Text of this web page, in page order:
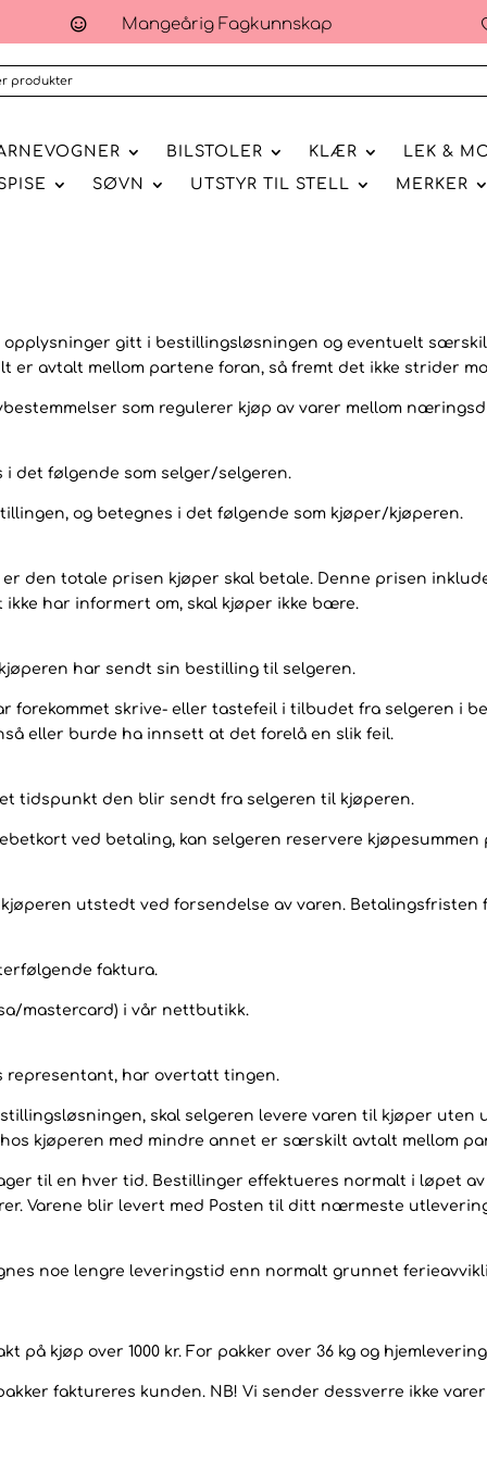
 Mangeårig Fagkunnskap
BILSTOLER KLÆR
LEK &
SØVN UTSTYR TIL STELL MERKER
opplysninger gitt i bestillingsløsningen og eventuelt
er avtalt mellom partene foran, så fremt det ikke strider
som regulerer kjøp av varer mellom
i det følgende som selger/selgeren.
og betegnes i det følgende som kjøper/kjøperen.
den totale prisen kjøper skal betale. Denne prisen
har informert om, skal kjøper ikke bære.
har sendt sin bestilling til selgeren.
forekommet skrive- eller tastefeil i tilbudet fra selgeren i
eller burde ha innsett at det forelå en slik feil.
tidspunkt den blir sendt fra selgeren til kjøperen.
ved betaling, kan selgeren reservere
utstedt ved forsendelse av varen. Betalingsfristen
faktura.
mastercard) i vår nettbutikk.
representant, har overtatt tingen.
skal selgeren levere varen til kjøper
kjøperen med mindre annet er særskilt avtalt mellom
til en hver tid. Bestillinger effektueres normalt i løpet av
Varene blir levert med Posten til ditt nærmeste
noe lengre leveringstid enn normalt grunnet
på kjøp over 1000 kr. For pakker over 36 kg og
faktureres kunden. NB! Vi sender dessverre ikke